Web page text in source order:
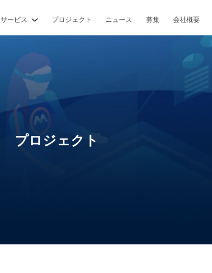
サービス
ウェブサイト
モバイルアプリケーション
バーチャルアプリケーション
Unityによるゲーム開発
AIソリューション開発
プロジェクト ニュース 募集 会社概要
プロジェクト